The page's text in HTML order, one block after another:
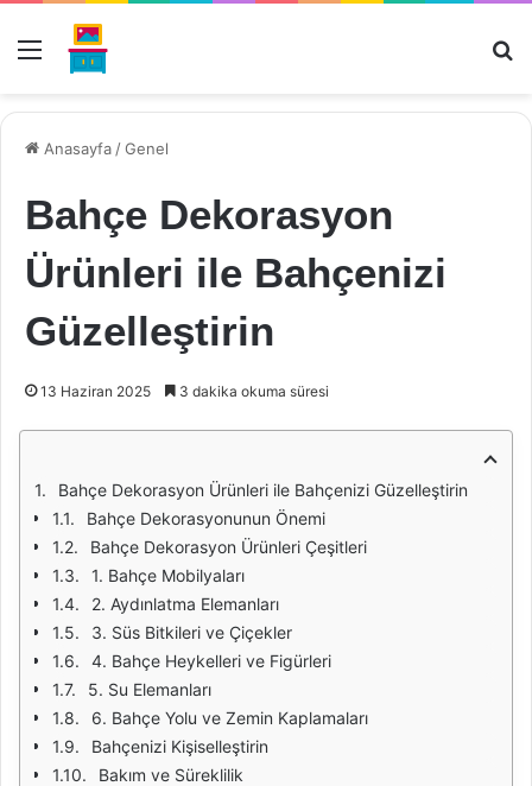
Menü
Anasayfa /Genel
Bahçe Dekorasyon
Ürünleri ile Bahçenizi
Güzelleştirin
13 Haziran 2025 3 dakika okuma süresi
Bahçe Dekorasyon Ürünleri ile Bahçenizi Güzelleştirin
Bahçe Dekorasyonunun Önemi
Bahçe Dekorasyon Ürünleri Çeşitleri
1. Bahçe Mobilyaları
2. Aydınlatma Elemanları
3. Süs Bitkileri ve Çiçekler
4. Bahçe Heykelleri ve Figürleri
5. Su Elemanları
6. Bahçe Yolu ve Zemin Kaplamaları
Bahçenizi Kişiselleştirin
Bakım ve Süreklilik